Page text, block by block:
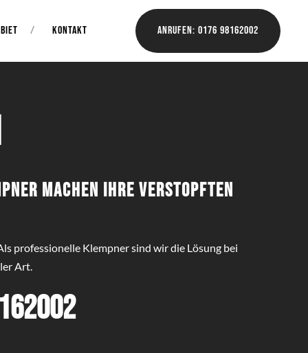
Anrufen: 0176 98162002
KONTAKT
machen Ihre verstopften
professionelle Klempner sind wir die Lösung bei
Art.